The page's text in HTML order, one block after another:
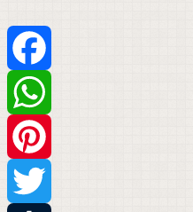
Facebook
WhatsApp
Pinterest